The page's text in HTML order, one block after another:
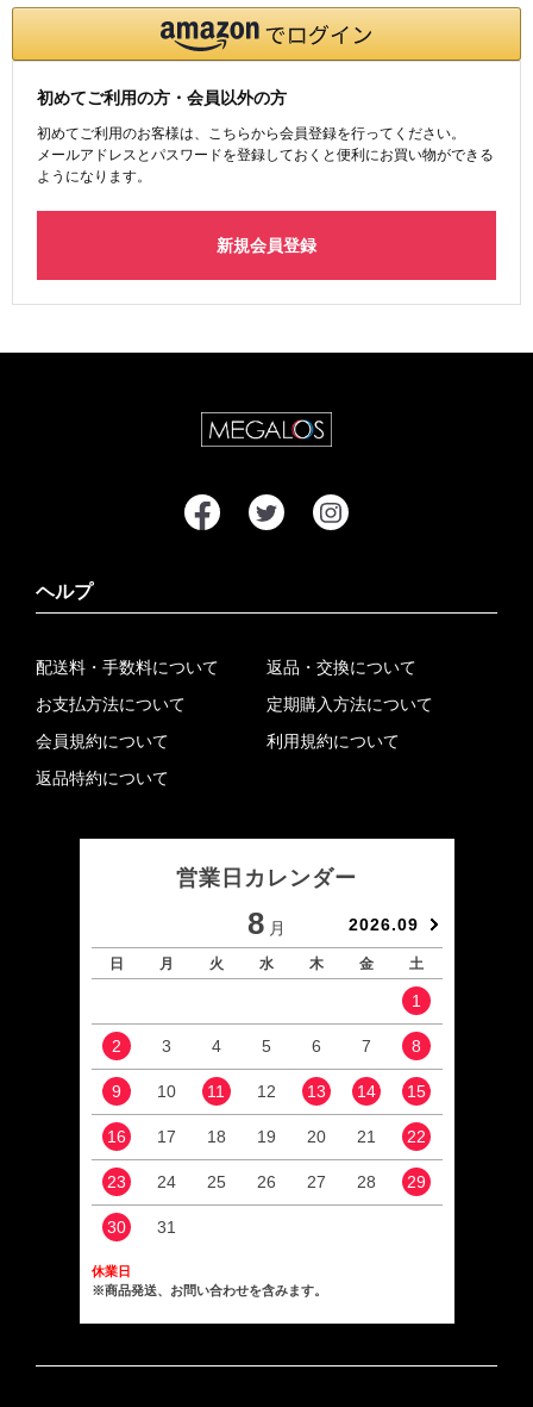
初めてご利用の方・会員以外の方
初めてご利用のお客様は、こちらから会員登録を行ってください。
メールアドレスとパスワードを登録しておくと便利にお買い物ができる
ようになります。
ヘルプ
配送料・手数料について
お支払方法について
会員規約について
返品特約について
返品・交換について
定期購入方法について
利用規約について
営業日カレンダー
8 月 2026.09
日 月 火 水 木 金 土
1
2 3 4 5 6 7 8
9 10 11 12 13 14 15
16 17 18 19 20 21 22
23 24 25 26 27 28 29
30 31
休業日
※商品発送、お問い合わせを含みます。